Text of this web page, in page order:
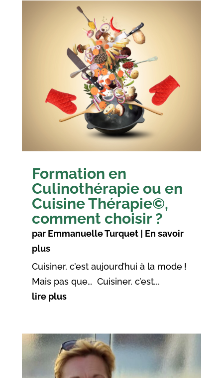
Formation en
Culinothérapie ou en
Cuisine Thérapie©,
comment choisir ?
par Emmanuelle Turquet| En savoir
plus
Cuisiner, c’est aujourd’hui à la mode !
Mais pas que… Cuisiner, c’est...
lire plus